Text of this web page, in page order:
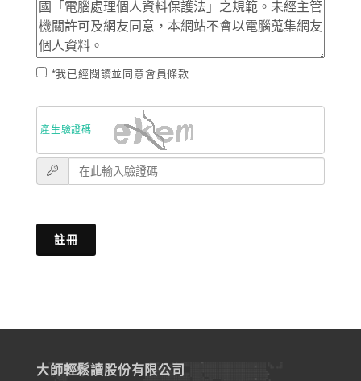
*我已經閱讀並同意會員條款
產生驗證碼
註冊
大師輕鬆讀股份有限公司